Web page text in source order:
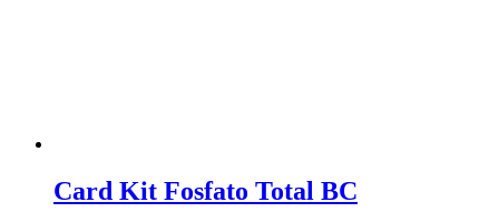
Card Kit Fosfato Total BC